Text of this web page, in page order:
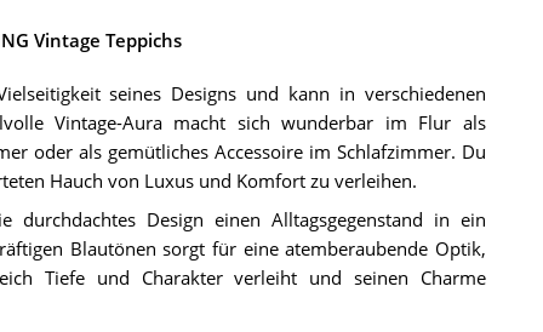
Vintage Teppichs
seines Designs und kann in verschiedenen
Vintage-Aura macht sich wunderbar im Flur als
oder als gemütliches Accessoire im Schlafzimmer. Du
Hauch von Luxus und Komfort zu verleihen.
Design einen Alltagsgegenstand in ein
Blautönen sorgt für eine atemberaubende Optik,
Tiefe und Charakter verleiht und seinen Charme